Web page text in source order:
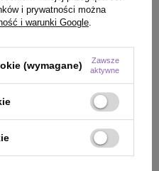
i prywatności można
i warunki Google.
(wymagane)
Zawsze
aktywne